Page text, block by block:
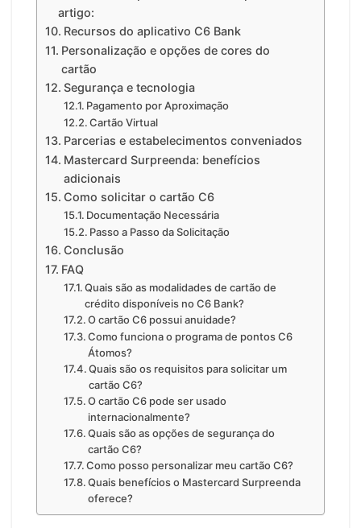
artigo:
Recursos do aplicativo C6 Bank
Personalização e opções de cores do
cartão
Segurança e tecnologia
Pagamento por Aproximação
Cartão Virtual
Parcerias e estabelecimentos conveniados
Mastercard Surpreenda: benefícios
adicionais
Como solicitar o cartão C6
Documentação Necessária
Passo a Passo da Solicitação
Conclusão
FAQ
Quais são as modalidades de cartão de
crédito disponíveis no C6 Bank?
O cartão C6 possui anuidade?
Como funciona o programa de pontos C6
Átomos?
Quais são os requisitos para solicitar um
cartão C6?
O cartão C6 pode ser usado
internacionalmente?
Quais são as opções de segurança do
cartão C6?
Como posso personalizar meu cartão C6?
Quais benefícios o Mastercard Surpreenda
oferece?